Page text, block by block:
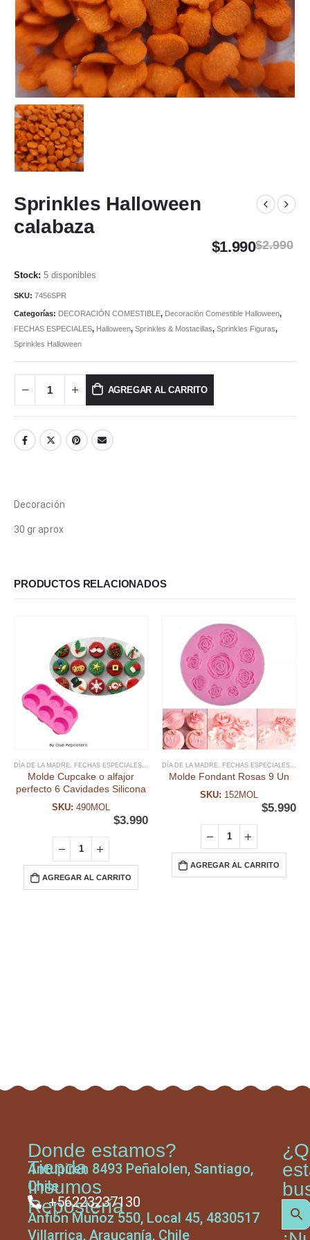
Sprinkles Halloween
calabaza
$2.990
$1.990
5 disponibles
SKU: 7456SPR
Categorías: DECORACIÓN COMESTIBLE, Decoración Comestible Halloween,
FECHAS ESPECIALES, Halloween, Sprinkles & Mostacillas, Sprinkles Figuras,
Sprinkles Halloween
AGREGAR AL CARRITO
Decoración
30 gr aprox
PRODUCTOS RELACIONADOS
DÍA DE LA MADRE FECHAS ESPECIALES MOLDE CUPCAKES,MOLDE SILICONA,MOLDES
Molde Cupcake o alfajor
perfecto 6 Cavidades Silicona
SKU: 490MOL
$3.990
AGREGAR AL CARRITO
DÍA DE LA MADRE FECHAS ESPECIALES
Molde Fondant Rosas 9 Un
SKU: 152MOL
$5.990
AGREGAR AL CARRITO
Tienda
Insumos
Repostería
Donde estamos?
Antupiren 8493 Peñalolen, Santiago,
Chile
+56223237130
Anfión Muñoz 550, Local 45, 4830517
Villarrica, Araucanía, Chile